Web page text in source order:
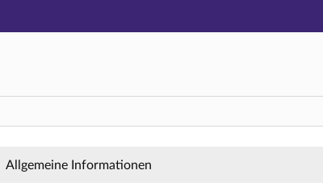
Hauptnavigation
Übung: Effective Pronunciation (Am) /
Allgemeine Informationen